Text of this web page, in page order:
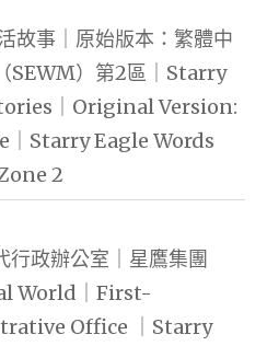
故事｜原始版本：繁體中
SEWM）第2區｜Starry
｜Original Version:
Starry Eagle Words
2
行政辦公室｜星鷹集團
World｜First-
Office ｜Starry